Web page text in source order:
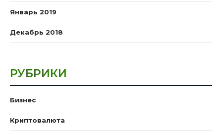
Январь 2019
Декабрь 2018
РУБРИКИ
Бизнес
Криптовалюта